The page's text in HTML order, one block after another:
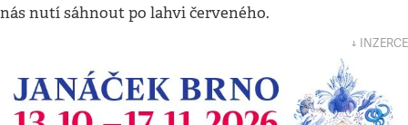
nás nutí sáhnout po lahvi červeného.
↓ INZERCE